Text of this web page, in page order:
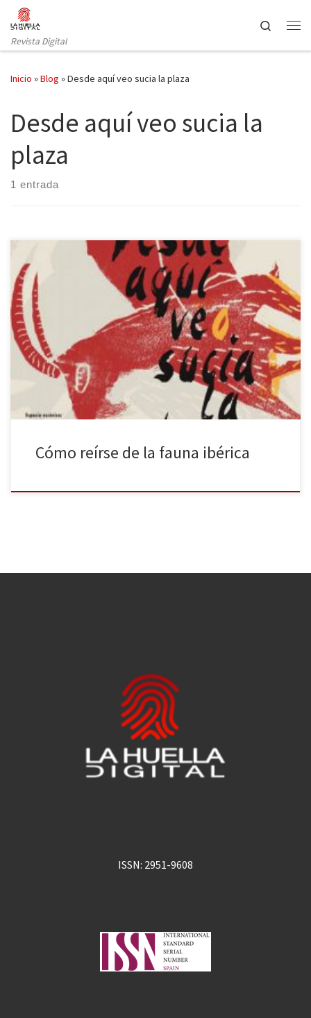
Saltar al contenido
Revista Digital
Search
Inicio »Blog »Desde aquí veo sucia la plaza
Desde aquí veo sucia la
plaza
1 entrada
La compañía Club Caníbal, formada por Chiqui Carabante, Font
García, Vito Sanz y Juan Vinuesa, han ofrecido estas pasadas
semanas en el Teatro del Barrio la primera parte de su trilogía
Crónicas Ibéricas: Desde aquí veo sucia la plaza, de autoría
colectiva pero con dirección y dramaturgia de Carabante e […]
Cómo reírse de la fauna ibérica
ISSN: 2951-9608